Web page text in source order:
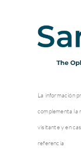
La información
complementa la
visitante y en
referencia